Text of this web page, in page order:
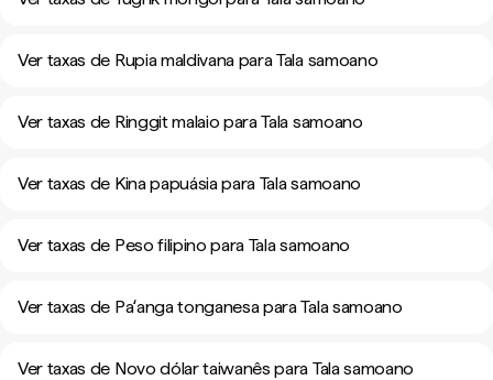
Ver taxas de Rupia maldivana para Tala samoano
Ver taxas de Ringgit malaio para Tala samoano
Ver taxas de Kina papuásia para Tala samoano
Ver taxas de Peso filipino para Tala samoano
Ver taxas de Paʻanga tonganesa para Tala samoano
Ver taxas de Novo dólar taiwanês para Tala samoano